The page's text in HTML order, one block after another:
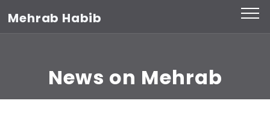
Mehrab Habib
News on Mehrab